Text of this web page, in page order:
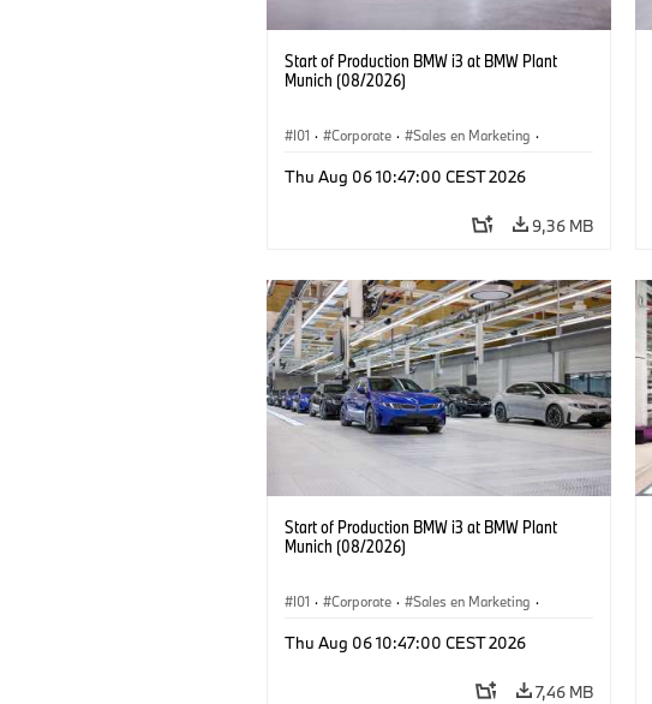
Start of Production BMW i3 at BMW Plant
Munich (08/2026)
I01 · Corporate · Sales en Marketing ·
Thu Aug 06 10:47:00 CEST 2026
9,36 MB
Start of Production BMW i3 at BMW Plant
Munich (08/2026)
I01 · Corporate · Sales en Marketing ·
Thu Aug 06 10:47:00 CEST 2026
7,46 MB